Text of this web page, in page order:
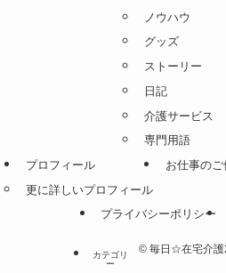
ノウハウ
グッズ
ストーリー
日記
介護サービス
専門用語
プロフィール
更に詳しいプロフィール
お仕事の
プライバシーポリシー
©毎日☆在宅介護
カテゴリ
ー